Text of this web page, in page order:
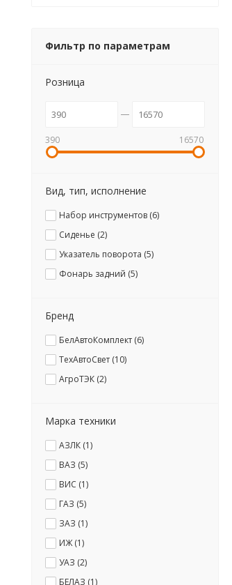
Фильтр по параметрам
Розница
390 16570
Вид, тип, исполнение
Набор инструментов (6)
Сиденье (2)
Указатель поворота (5)
Фонарь задний (5)
Бренд
БелАвтоКомплект (6)
ТехАвтоСвет (10)
АгроТЭК (2)
Марка техники
АЗЛК (1)
ВАЗ (5)
ВИС (1)
ГАЗ (5)
ЗАЗ (1)
ИЖ (1)
УАЗ (2)
БЕЛАЗ (1)